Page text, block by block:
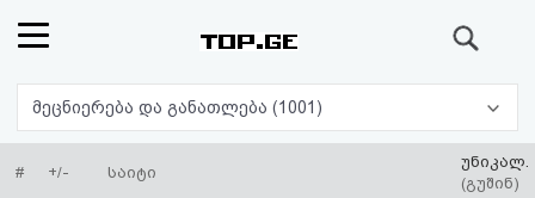
რეიტინგი
(მთავარი)
მეცნიერება და განათლება (1001)
# +/- საიტი
უნიკალ.
(გუშინ)